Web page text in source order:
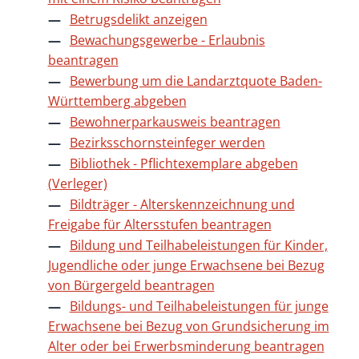
Betrugsdelikt anzeigen
Bewachungsgewerbe - Erlaubnis
beantragen
Bewerbung um die Landarztquote Baden-
Württemberg abgeben
Bewohnerparkausweis beantragen
Bezirksschornsteinfeger werden
Bibliothek - Pflichtexemplare abgeben
(Verleger)
Bildträger - Alterskennzeichnung und
Freigabe für Altersstufen beantragen
Bildung und Teilhabeleistungen für Kinder,
Jugendliche oder junge Erwachsene bei Bezug
von Bürgergeld beantragen
Bildungs- und Teilhabeleistungen für junge
Erwachsene bei Bezug von Grundsicherung im
Alter oder bei Erwerbsminderung beantragen